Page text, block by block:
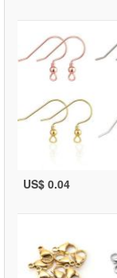
US$ 0.04